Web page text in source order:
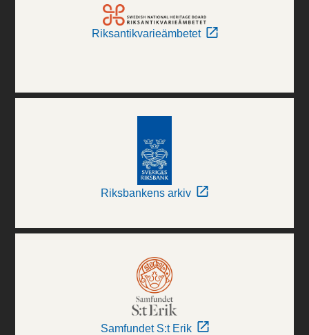
Riksantikvarieämbetet
Riksbankens arkiv
Samfundet S:t Erik